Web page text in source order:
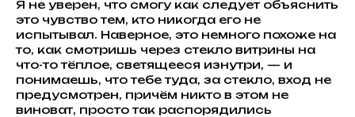
Я не уверен, что смогу как следует объяснить
это чувство тем, кто никогда его не
испытывал. Наверное, это немного похоже на
то, как смотришь через стекло витрины на
что-то тёплое, светящееся изнутри, — и
понимаешь, что тебе туда, за стекло, вход не
предусмотрен, причём никто в этом не
виноват, просто так распорядились